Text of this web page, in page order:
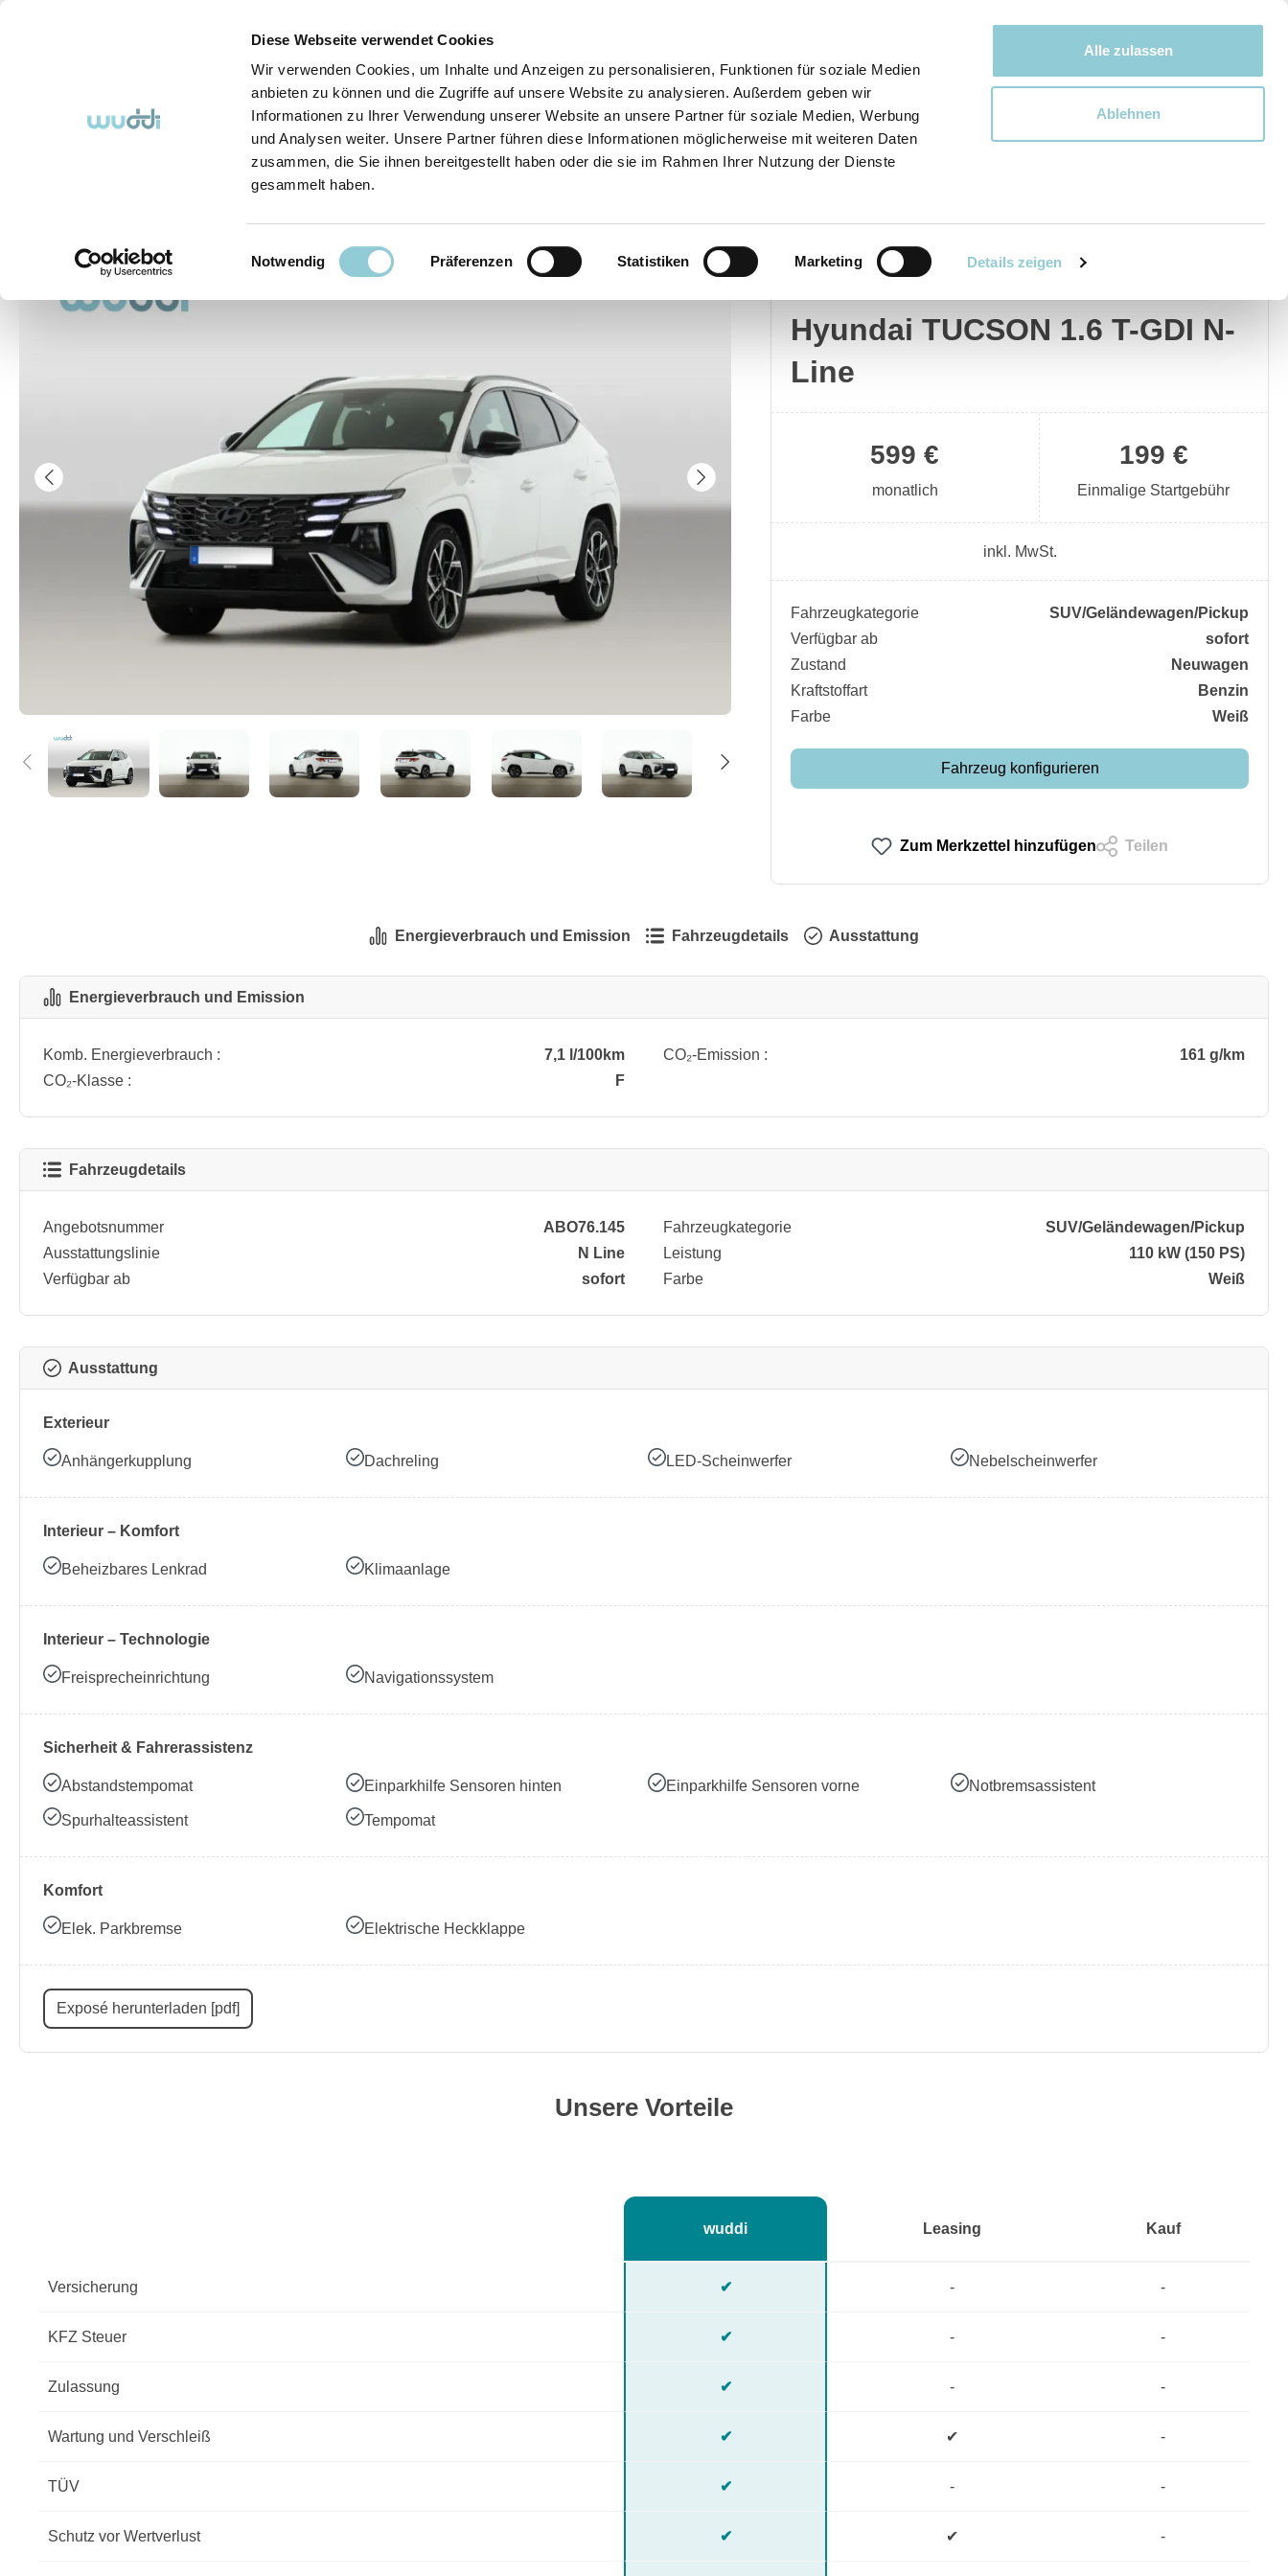
Diese Webseite verwendet Cookies
Wir verwenden Cookies, um Inhalte und Anzeigen zu personalisieren, Funktionen für soziale Medien
anbieten zu können und die Zugriffe auf unsere Website zu analysieren. Außerdem geben wir
Informationen zu Ihrer Verwendung unserer Website an unsere Partner für soziale Medien, Werbung
und Analysen weiter. Unsere Partner führen diese Informationen möglicherweise mit weiteren Daten
zusammen, die Sie ihnen bereitgestellt haben oder die sie im Rahmen Ihrer Nutzung der Dienste
gesammelt haben.
Einwilligungsauswahl
Notwendig Präferenzen Statistiken Marketing Details zeigen
Alle zulassen
Ablehnen
Bewegen bewegt uns!
Abo-Fahrzeuge So funktioniert's (FAQ) Über Uns Kontakt
Bildergalerie überspringen
Hyundai
Hyundai TUCSON 1.6 T-GDI N-
Line
199 €
Einmalige Startgebühr
599 €
monatlich
inkl. MwSt.
Fahrzeugkategorie
SUV/​Geländewagen/​Pickup
Verfügbar ab
sofort
Zustand
Neuwagen
Kraftstoffart
Benzin
Farbe
Weiß
Fahrzeug konfigurieren
Zum Merkzettel hinzufügen Teilen
Energieverbrauch und Emission Fahrzeugdetails Ausstattung
Energieverbrauch und Emission
Komb. Energieverbrauch : 7,1 l/100km CO₂-Emission :
161 g/km
CO₂-Klasse :
F
Fahrzeugdetails
Angebotsnummer
ABO76.145
Ausstattungslinie
N Line
Verfügbar ab
sofort
Fahrzeugkategorie
SUV/​Geländewagen/​Pickup
Leistung
110 kW (150 PS)
Farbe
Weiß
Ausstattung
Exterieur
Anhängerkupplung Dachreling LED-Scheinwerfer Nebelscheinwerfer
Interieur – Komfort
Beheizbares Lenkrad Klimaanlage
Interieur – Technologie
Freisprecheinrichtung Navigationssystem
Sicherheit & Fahrerassistenz
Abstandstempomat Einparkhilfe Sensoren hinten Einparkhilfe Sensoren vorne Notbremsassistent
Spurhalteassistent Tempomat
Komfort
Elek. Parkbremse Elektrische Heckklappe
Exposé herunterladen [pdf]
Unsere Vorteile
wuddi Leasing Kauf
Versicherung ✔ - -
KFZ Steuer ✔ - -
Zulassung ✔ - -
Wartung und Verschleiß ✔ ✔ -
TÜV ✔ - -
Schutz vor Wertverlust ✔ ✔ -